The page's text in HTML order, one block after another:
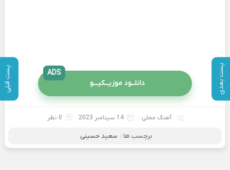
پست بعدی پست قبلی دانلــود موزیــکیـــو
ADS
آهنگ محلی 14 سپتامبر 2023 0 نظر
برچسب ها : سعید حسینی